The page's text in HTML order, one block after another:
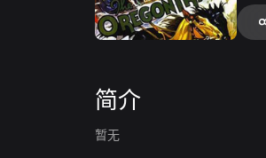
简介
暂无